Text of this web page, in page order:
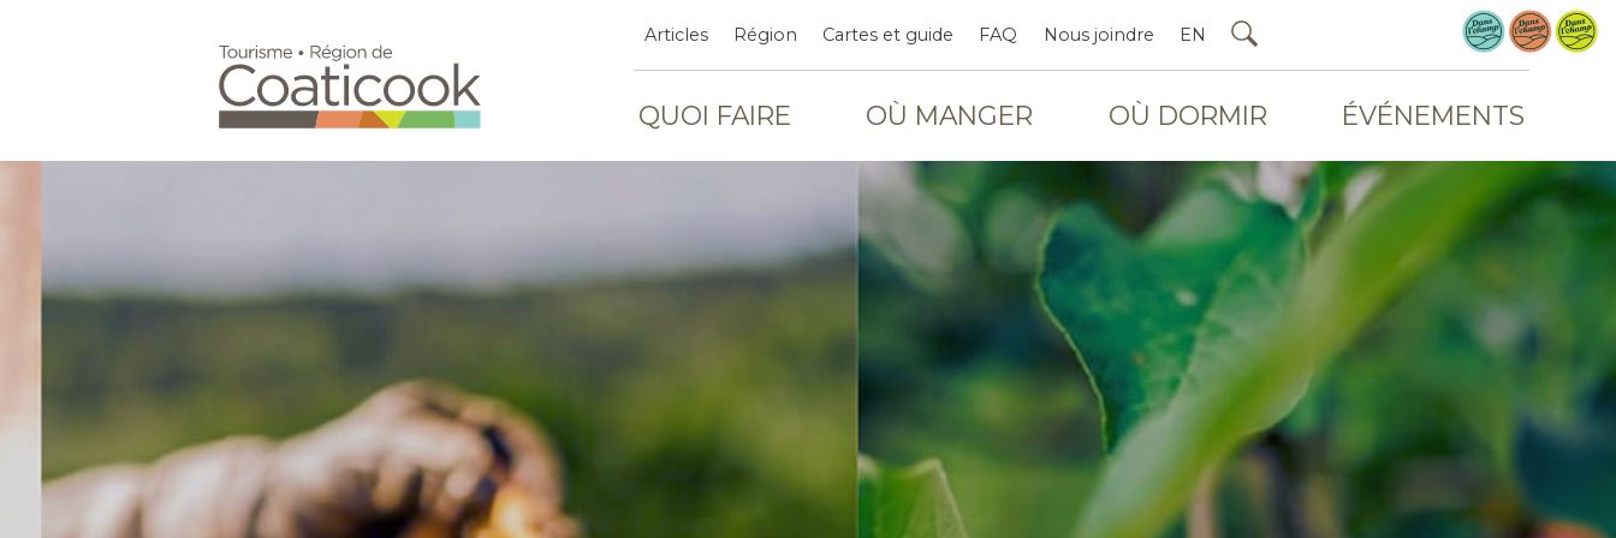
Articles Région Cartes et guide FAQ Nous joindre EN
QUOI FAIRE OÙ MANGER OÙ DORMIR ÉVÉNEMENTS